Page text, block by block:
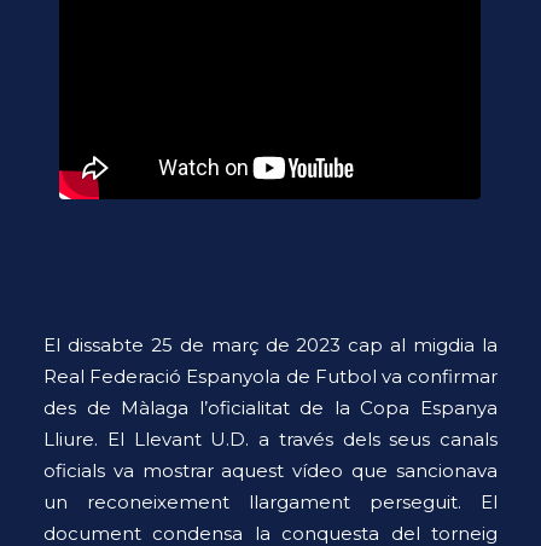
El dissabte 25 de març de 2023 cap al migdia la
Real Federació Espanyola de Futbol va confirmar
des de Màlaga l’oficialitat de la Copa Espanya
Lliure. El Llevant U.D. a través dels seus canals
oficials va mostrar aquest vídeo que sancionava
un reconeixement llargament perseguit. El
document condensa la conquesta del torneig